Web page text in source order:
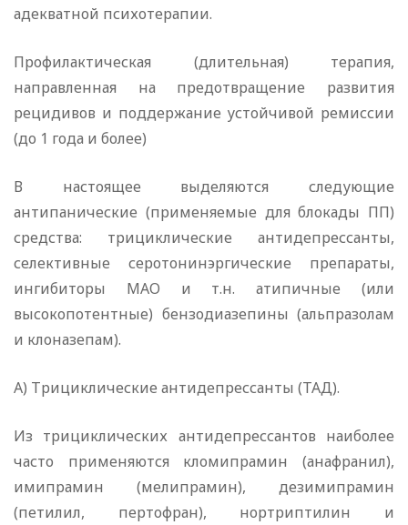
адекватной психотерапии.
Профилактическая (длительная) терапия,
направленная на предотвращение развития
рецидивов и поддержание устойчивой ремиссии
(до 1 года и более)
В настоящее выделяются следующие
антипанические (применяемые для блокады ПП)
средства: трициклические антидепрессанты,
селективные серотонинэргические препараты,
ингибиторы МАО и т.н. атипичные (или
высокопотентные) бензодиазепины (альпразолам
и клоназепам).
А) Трициклические антидепрессанты (ТАД).
Из трициклических антидепрессантов наиболее
часто применяются кломипрамин (анафранил),
имипрамин (мелипрамин), дезимипрамин
(петилил, пертофран), нортриптилин и